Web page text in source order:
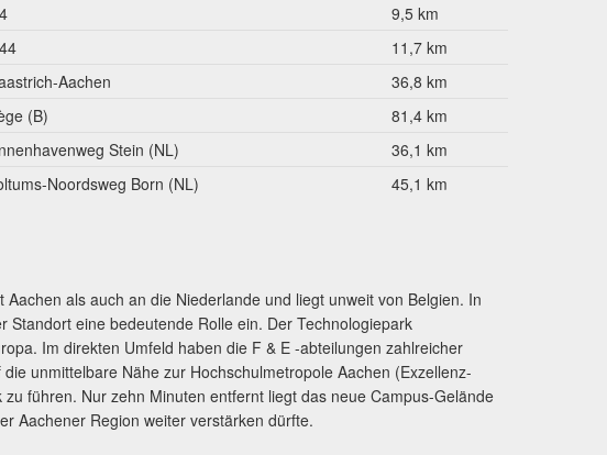
9,5 km
11,7 km
Aachen
36,8 km
(B)
81,4 km
Stein (NL)
36,1 km
Noordsweg Born (NL)
45,1 km
als auch an die Niederlande und liegt unweit von Belgien. In
Standort eine bedeutende Rolle ein. Der Technologiepark
Im direkten Umfeld haben die F & E -abteilungen zahlreicher
unmittelbare Nähe zur Hochschulmetropole Aachen (Exzellenz-
führen. Nur zehn Minuten entfernt liegt das neue Campus-Gelände
Aachener Region weiter verstärken dürfte.